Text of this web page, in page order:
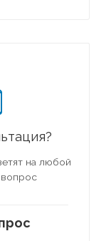
на любой